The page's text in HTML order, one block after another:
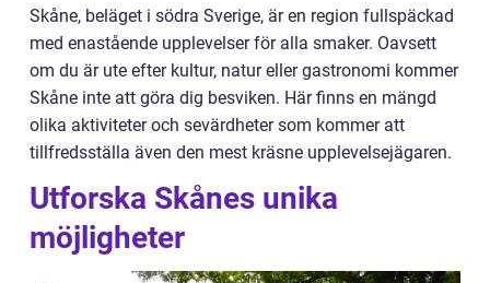
Skåne, beläget i södra Sverige, är en region fullspäckad
med enastående upplevelser för alla smaker. Oavsett
om du är ute efter kultur, natur eller gastronomi kommer
Skåne inte att göra dig besviken. Här finns en mängd
olika aktiviteter och sevärdheter som kommer att
tillfredsställa även den mest kräsne upplevelsejägaren.
Utforska Skånes unika
möjligheter